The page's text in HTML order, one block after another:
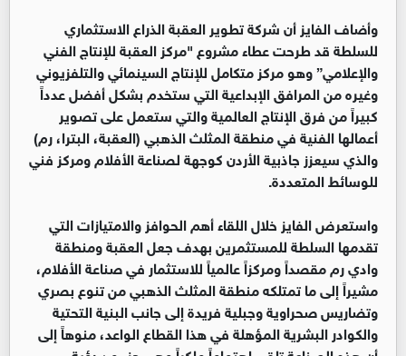
وأضاف الفايز أن شركة تطوير العقبة الذراع الاستثماري
للسلطة قد طرحت عطاء مشروع "مركز العقبة للإنتاج الفني
والإعلامي” وهو مركز متكامل للإنتاج السينمائي والتلفزيوني
وغيره من المرافق الإبداعية التي ستخدم بشكل أفضل عدداً
كبيراً من فرق الإنتاج العالمية والتي ستعمل على تصوير
أعمالها الفنية في منطقة المثلث الذهبي (العقبة، البترا، رم)
والذي سيعزز جاذبية الأردن كوجهة لصناعة الأفلام ومركز فني
للوسائط المتعددة.
واستعرض الفايز خلال اللقاء أهم الحوافز والامتيازات التي
تقدمها السلطة للمستثمرين بهدف جعل العقبة ومنطقة
وادي رم مقصداً ومركزاً عالمياً للاستثمار في صناعة الأفلام،
مشيراً إلى ما تمتلكه منطقة المثلث الذهبي من تنوع بصري
وتضاريس صحراوية وجبلية فريدة إلى جانب البنية التحتية
والكوادر البشرية المؤهلة في هذا القطاع الواعد، منوهاً إلى